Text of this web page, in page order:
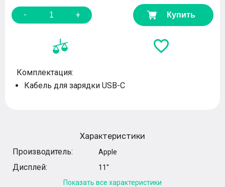
- + Купить
Комплектация:
Кабель для зарядки USB-C
Характеристики
Производитель:
Apple
Дисплей:
11''
Показать все характеристики